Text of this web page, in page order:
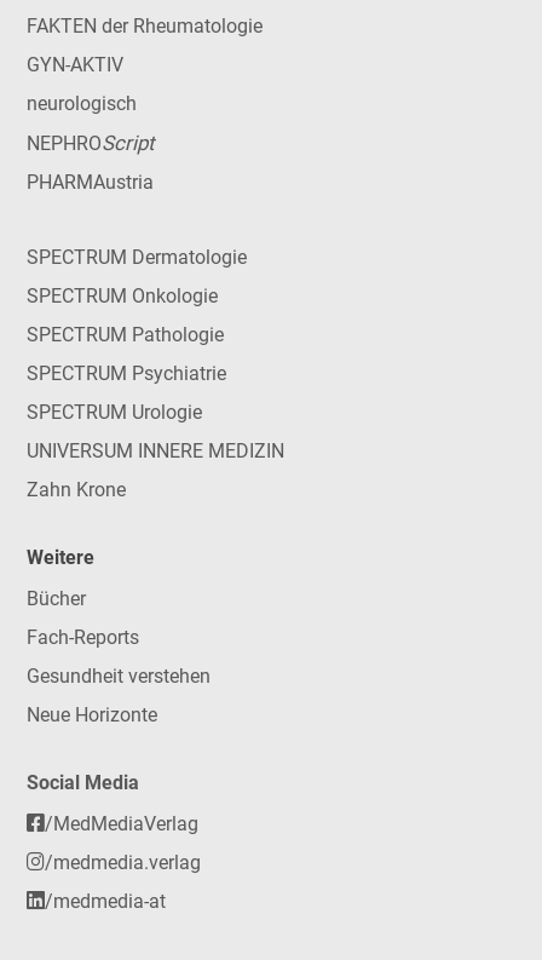
FAKTEN der Rheumatologie
GYN-AKTIV
neurologisch
NEPHROScript
PHARMAustria
SPECTRUM Dermatologie
SPECTRUM Onkologie
SPECTRUM Pathologie
SPECTRUM Psychiatrie
SPECTRUM Urologie
UNIVERSUM INNERE MEDIZIN
Zahn Krone
Weitere
Bücher
Fach-Reports
Gesundheit verstehen
Neue Horizonte
Social Media
/MedMediaVerlag
/medmedia.verlag
/medmedia-at